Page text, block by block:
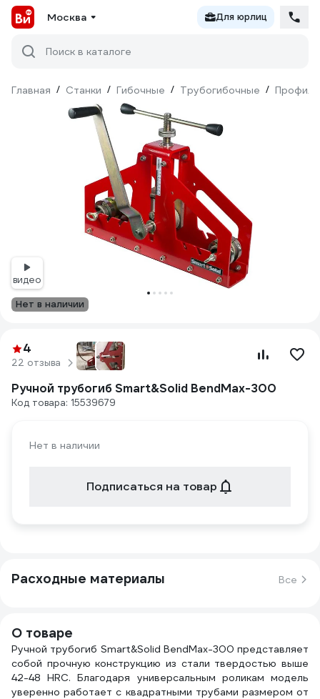
Москва Для юрлиц
Поиск в каталоге
Главная / Станки / Гибочные / Трубогибочные /
видео
Нет в наличии
4
22 отзыва
Ручной трубогиб Smart&Solid BendMax-300
Код товара: 15539679
Нет в наличии
Подписаться на товар
Расходные материалы Все
О товаре
Ручной трубогиб Smart&Solid BendMax-300 представляет
собой прочную конструкцию из стали твердостью выше
42-48 HRC. Благодаря универсальным роликам модель
уверенно работает с квадратными трубами размером от